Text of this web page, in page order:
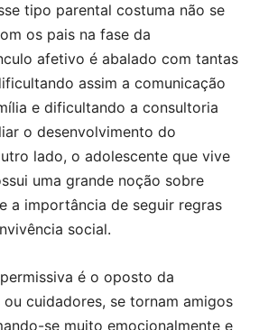
tipo parental costuma não se
os pais na fase da
afetivo é abalado com tantas
assim a comunicação
e dificultando a consultoria
o desenvolvimento do
lado, o adolescente que vive
uma grande noção sobre
a importância de seguir regras
social.
é o oposto da
cuidadores, se tornam amigos
se muito emocionalmente e